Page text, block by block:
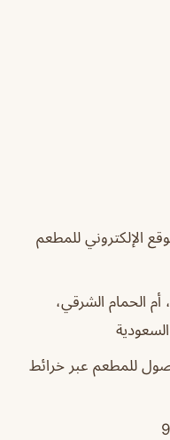
الإلكتروني للمطعم
أم الحمام الشرقي،
للمطعم عبر خرائط